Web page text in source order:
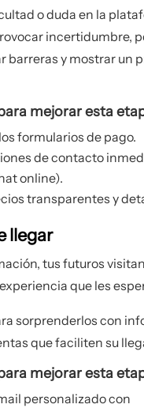
o duda en la
incertidumbre,
barreras y mostrar un
mejorar esta
formularios de pago.
de contacto
online).
transparentes y
llegar
tus futuros
que les
sorprenderlos con
que faciliten su
mejorar esta
personalizado con